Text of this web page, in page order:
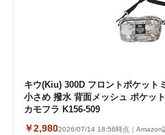
キウ(Kiu) 300D フロントポケット
小さめ 撥水 背面メッシュ ポケッ
カモフラ K156-509
￥2,9802026/07/14 18:56時点｜Amazon